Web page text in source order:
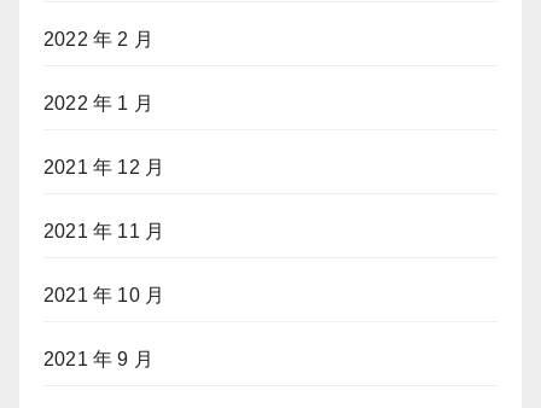
2022 年 2 月
2022 年 1 月
2021 年 12 月
2021 年 11 月
2021 年 10 月
2021 年 9 月